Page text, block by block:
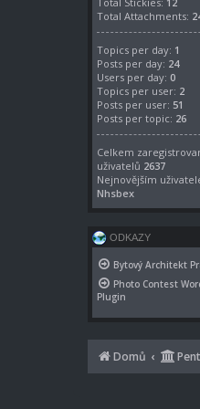
Total Attachments:
Topics per day: 1
Posts per day: 24
Users per day: 0
Topics per user: 2
Posts per user: 51
Posts per topic: 26
Celkem
uživatelů 2637
Nejnovějším
Nhsbex
ODKAZY
Bytový Architekt
Photo Contest
Plugin
Domů